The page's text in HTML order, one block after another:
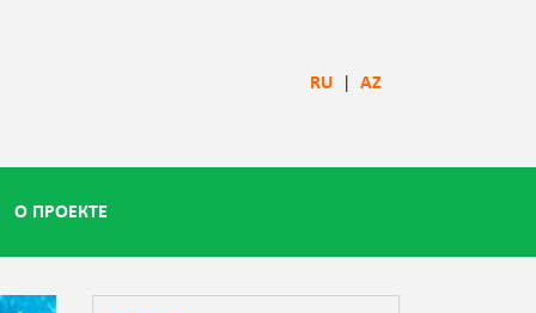
RU| AZ
О ПРОЕКТЕ